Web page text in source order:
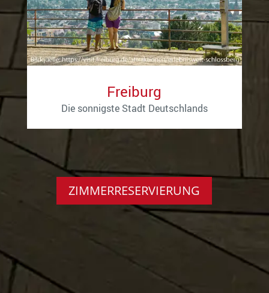
Freiburg
Die sonnigste Stadt Deutschlands
ZIMMERRESERVIERUNG